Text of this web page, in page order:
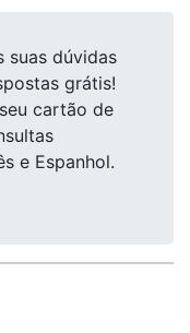
suas dúvidas
grátis!
cartão de
e Espanhol.